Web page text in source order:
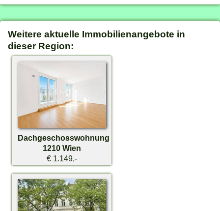
Weitere aktuelle Immobilienangebote in
dieser Region:
Dachgeschosswohnung
1210 Wien
€ 1.149,-